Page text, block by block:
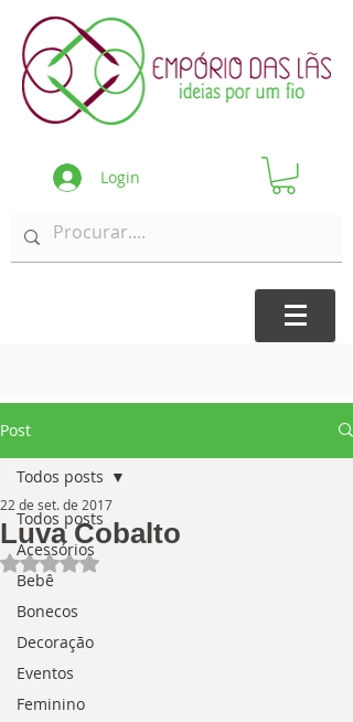
Login
Post
Todos posts
Acessórios
Bebê
Bonecos
Decoração
Eventos
Feminino
Todos posts
Luva Cobalto
22 de set. de 2017
Avaliado com NaN de 5 estrelas.